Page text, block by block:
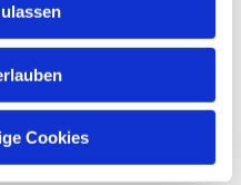
Cookies